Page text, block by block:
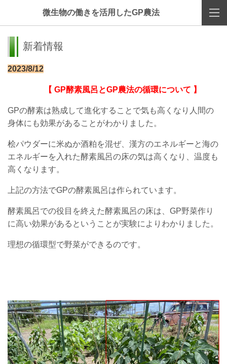
微生物の働きを活用したGP農法
新着情報
2023/8/12
【 GP酵素風呂とGP農法の循環について 】
GPの酵素は熟成して進化することで気も高くなり人間の
身体にも効果があることがわかりました。
桧パウダーに米ぬか酒粕を混ぜ、漢方のエネルギーと海の
エネルギーを入れた酵素風呂の床の気は高くなり、温度も
高くなります。
上記の方法でGPの酵素風呂は作られています。
酵素風呂での役目を終えた酵素風呂の床は、GP野菜作り
に高い効果があるということが実験によりわかりました。
理想の循環型で野菜ができるのです。